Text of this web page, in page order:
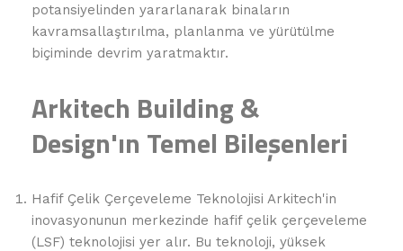
potansiyelinden yararlanarak binaların
kavramsallaştırılma, planlanma ve yürütülme
biçiminde devrim yaratmaktır.
Arkitech Building &
Design'ın Temel Bileşenleri
Hafif Çelik Çerçeveleme Teknolojisi Arkitech'in
inovasyonunun merkezinde hafif çelik çerçeveleme
(LSF) teknolojisi yer alır. Bu teknoloji, yüksek